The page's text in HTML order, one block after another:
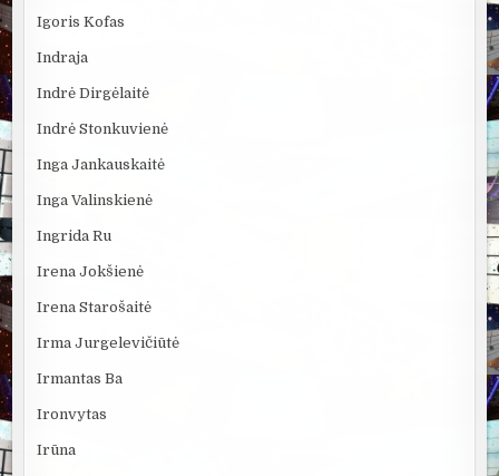
Igoris Kofas
Indraja
Indrė Dirgėlaitė
Indrė Stonkuvienė
Inga Jankauskaitė
Inga Valinskienė
Ingrida Ru
Irena Jokšienė
Irena Starošaitė
Irma Jurgelevičiūtė
Irmantas Ba
Ironvytas
Irūna